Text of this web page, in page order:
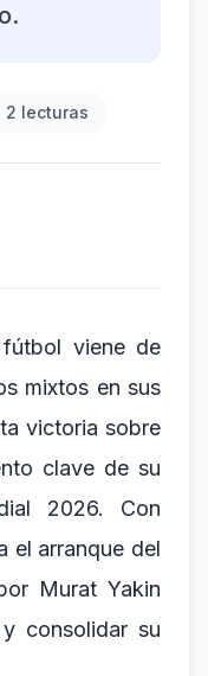
2 lecturas
viene de
mixtos en sus
victoria sobre
clave de su
2026. Con
el arranque del
Murat Yakin
consolidar su